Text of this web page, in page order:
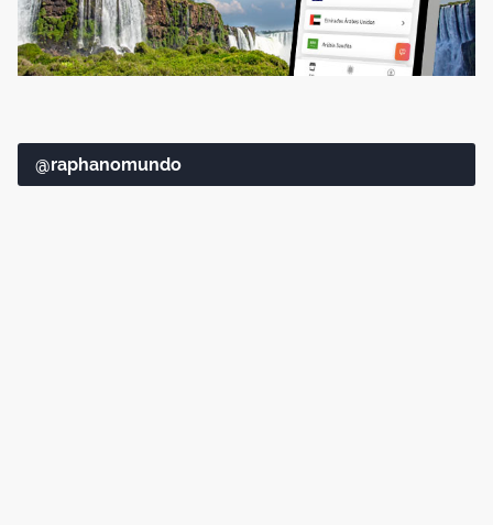
@raphanomundo